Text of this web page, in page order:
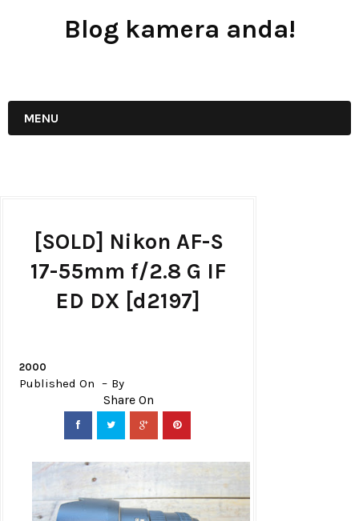
Blog kamera anda!
MENU
[SOLD] Nikon AF-S
17-55mm f/2.8 G IF
ED DX [d2197]
2000
Published On By